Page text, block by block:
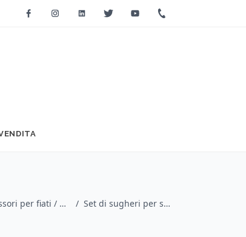
FacebookInstagramLinkedinTwitter Youtube
accessori per fiati / Denis Wick / Set di sugheri per sordina dritta in legno da corno francese - C54